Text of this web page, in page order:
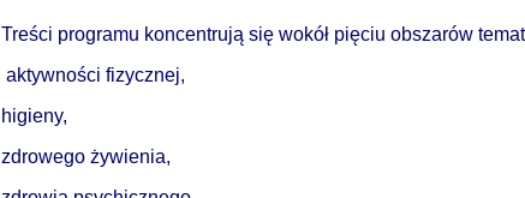
Treści programu koncentrują się wokół pięciu obszarów
aktywności fizycznej,
higieny,
zdrowego żywienia,